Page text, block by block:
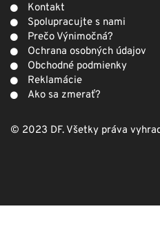
Kontakt
Spolupracujte s nami
Prečo Výnimočná?
Ochrana osobných údajov
Obchodné podmienky
Reklamácie
Ako sa zmerať?
© 2023 DF. Všetky práva